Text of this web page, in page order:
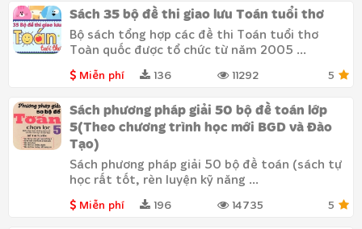
Sách 35 bộ đề thi giao lưu Toán tuổi thơ
Bộ sách tổng hợp các đề thi Toán tuổi thơ
Toàn quốc được tổ chức từ năm 2005 ...
Miễn phí 136 11292 5
Sách phương pháp giải 50 bộ đề toán lớp
5(Theo chương trình học mới BGD và Đào
Tạo)
Sách phương pháp giải 50 bộ đề toán (sách tự
học rất tốt, rèn luyện kỹ năng ...
Miễn phí 196 14735 5